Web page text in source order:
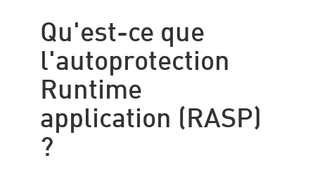
Qu'est-ce que
l'autoprotection
Runtime
application (RASP)
?